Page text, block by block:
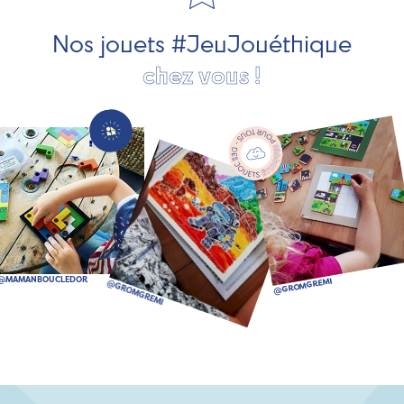
Nos jouets #JeuJouéthique
chez vous !